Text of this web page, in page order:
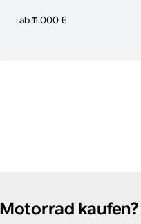
ab 11.000 €
kaufen?